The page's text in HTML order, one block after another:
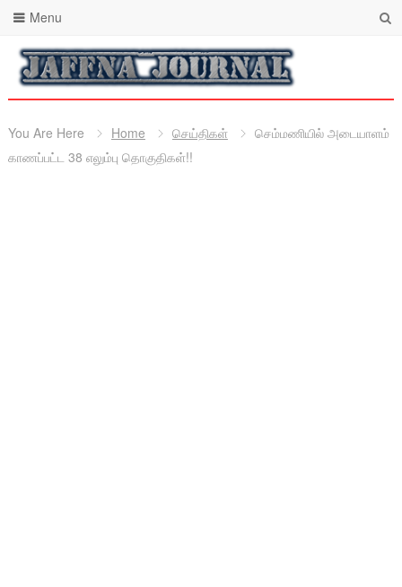
Menu
You Are Here Home செய்திகள்
செம்மணியில் அடையாளம்
காணப்பட்ட 38 எலும்பு தொகுதிகள்!!